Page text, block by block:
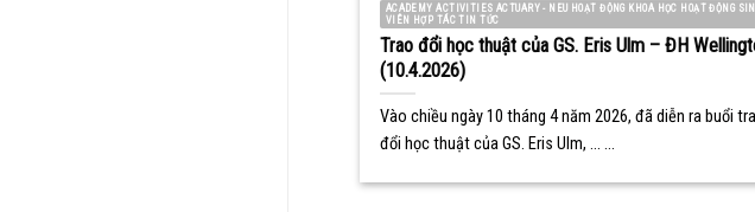
ACADEMY ACTIVITIES ACTUARY - NEU HOẠT ĐỘNG KHOA HỌC HOẠT ĐỘNG
VIÊN HỢP TÁC TIN TỨC
Trao đổi học thuật của GS. Eris Ulm – ĐH
(10.4.2026)
Vào chiều ngày 10 tháng 4 năm 2026, đã diễn ra buổi
đổi học thuật của GS. Eris Ulm, ... ...